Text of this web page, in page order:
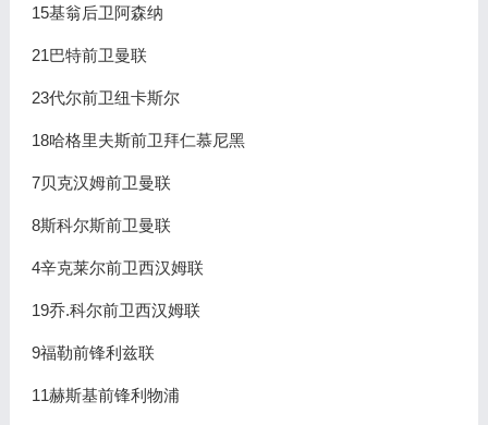
15基翁后卫阿森纳
21巴特前卫曼联
23代尔前卫纽卡斯尔
18哈格里夫斯前卫拜仁慕尼黑
7贝克汉姆前卫曼联
8斯科尔斯前卫曼联
4辛克莱尔前卫西汉姆联
19乔.科尔前卫西汉姆联
9福勒前锋利兹联
11赫斯基前锋利物浦